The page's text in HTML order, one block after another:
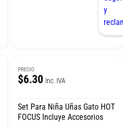
PRECIO
$6.30 Inc. IVA
Set Para Niña Uñas Gato HOT
FOCUS Incluye Accesorios